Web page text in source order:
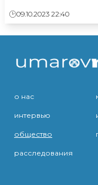
09.10.2023 22:40
о нас
интервью
общество
расследования